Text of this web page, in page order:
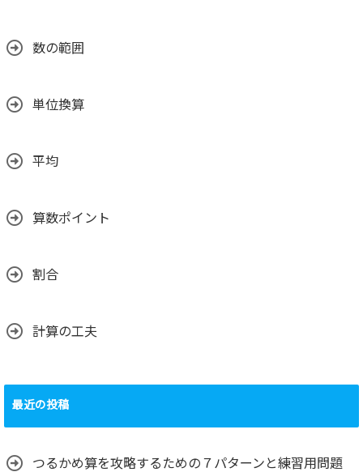
数の範囲
単位換算
平均
算数ポイント
割合
計算の工夫
最近の投稿
つるかめ算を攻略するための７パターンと練習用問題